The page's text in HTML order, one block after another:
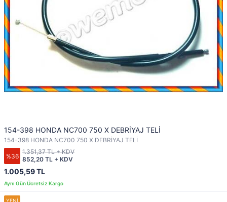
154-398 HONDA NC700 750 X DEBRİYAJ TELİ
154-398 HONDA NC700 750 X DEBRİYAJ TELİ
%36
1.005,59 TL
852,20 TL + KDV
1.351,37 TL + KDV